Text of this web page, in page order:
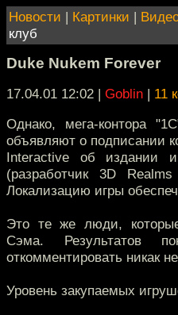
Новости | Картинки |
клуб
Duke Nukem Forever
17.04.01 12:02 | Goblin | 11
Однако, мега-контора
объявляют о подписании
Interactive об издании
(разработчик 3D
Локализацию игры
Это те же люди,
Сэма. Результатов
откомментировать никак
Уровень закупаемых